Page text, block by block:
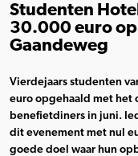
Studenten
30.000 euro
Gaandeweg
Vierdejaars studenten
euro opgehaald met het
benefietdiners in juni.
dit evenement met nul
goede doel waar hun